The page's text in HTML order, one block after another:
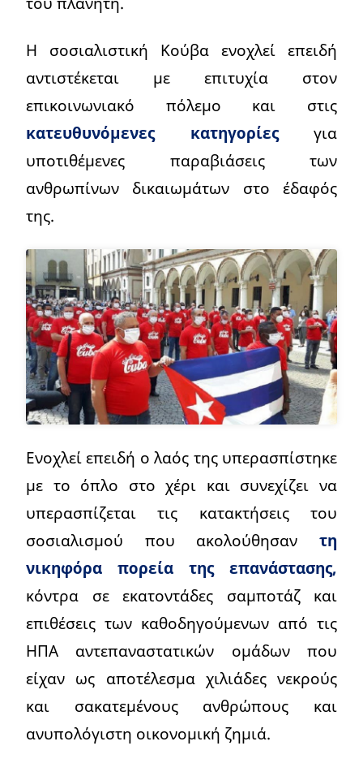
Η σοσιαλιστική Κούβα ενοχλεί επειδή
αντιστέκεται με επιτυχία στον
επικοινωνιακό πόλεμο και στις
κατευθυνόμενες κατηγορίεςγια
υποτιθέμενες παραβιάσεις των
ανθρωπίνων δικαιωμάτων στο έδαφός
της.
Ενοχλεί επειδή ο λαός της υπερασπίστηκε
με το όπλο στο χέρι και συνεχίζει να
υπερασπίζεται τις κατακτήσεις του
σοσιαλισμού που ακολούθησαν τη
νικηφόρα πορεία της επανάστασης,
κόντρα σε εκατοντάδες σαμποτάζ και
επιθέσεις των καθοδηγούμενων από τις
ΗΠΑ αντεπαναστατικών ομάδων που
είχαν ως αποτέλεσμα χιλιάδες νεκρούς
και σακατεμένους ανθρώπους και
ανυπολόγιστη οικονομική ζημιά.